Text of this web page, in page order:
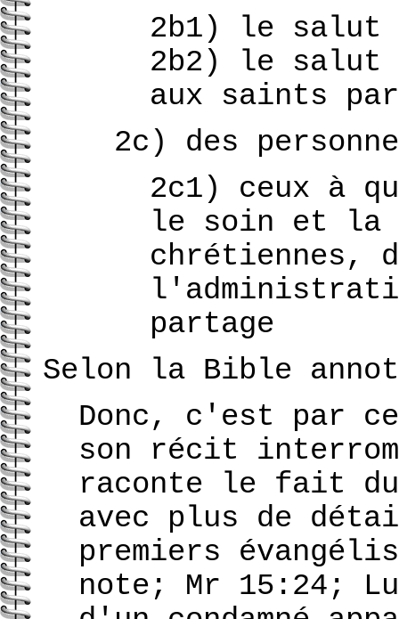
2b1) le salut
2b2) le salut
aux saints
2c) des
2c1) ceux à
le soin et la
chrétiennes,
partage
Selon la Bible
Donc, c'est par
son récit
raconte le fait du
avec plus de
premiers
note; Mr 15:24;